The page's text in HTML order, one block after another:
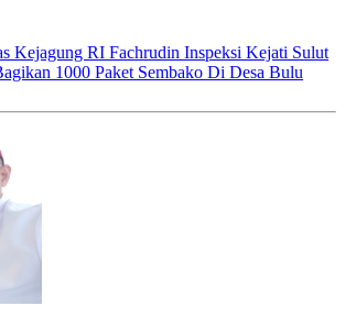
Kejagung RI Fachrudin Inspeksi Kejati Sulut
1000 Paket Sembako Di Desa Bulu